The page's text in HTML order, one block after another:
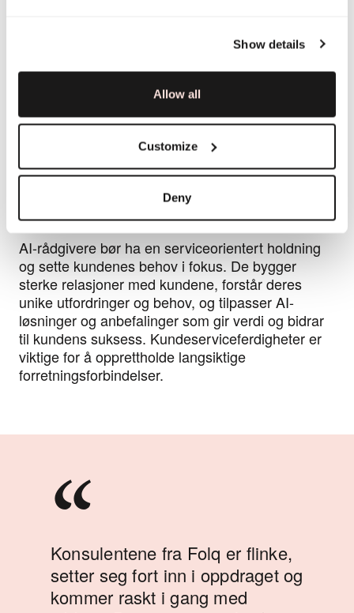
Show details
Allow all
Customize
Deny
AI-rådgivere må være kreative og åpne for nye
tilnærminger til problemstillinger og muligheter. De
kan utforske innovative måter å bruke AI-teknologi
løsningsmetoder. Kreativitet er viktig for å skape
konkurransefortrinn og vekstmuligheter for
bedrifter.
Kundeservice
AI-rådgivere bør ha en serviceorientert holdning
og sette kundenes behov i fokus. De bygger
sterke relasjoner med kundene, forstår deres
unike utfordringer og behov, og tilpasser AI-
løsninger og anbefalinger som gir verdi og bidrar
til kundens suksess. Kundeserviceferdigheter er
viktige for å opprettholde langsiktige
forretningsforbindelser.
fra Folq er flinke,
seg fort inn i oppdraget og
raskt i gang med
“
Folq